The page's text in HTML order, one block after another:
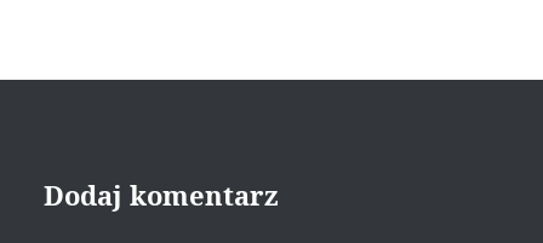
Dodaj komentarz